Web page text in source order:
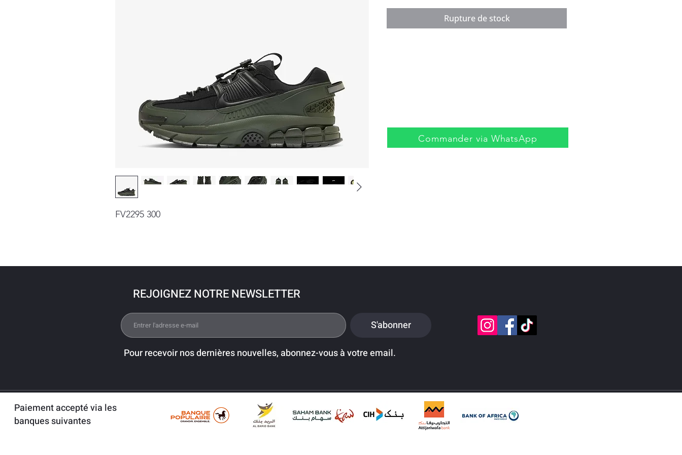
FV2295 300
Rupture de stock
Commander via WhatsApp
REJOIGNEZ NOTRE NEWSLETTER
S'abonner
Pour recevoir nos dernières nouvelles, abonnez-vous à votre email.
Paiement accepté via les
banques suivantes